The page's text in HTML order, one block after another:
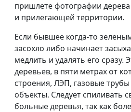
пришлете фотографии
и прилегающей территории.
Если бывшее когда-то
засохло либо начинает
медлить и удалять его сразу.
деревьев, в пяти метрах от
строения, ЛЭП, газовые
объекты. Следует спиливать
больные деревья, так как